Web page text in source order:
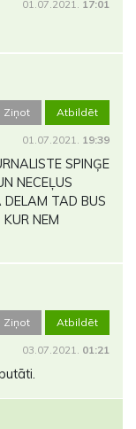
01.07.2021. 17:01
Ziņot Atbildēt
01.07.2021. 19:39
SPINĢE
NECEĻUS
DELAM TAD BUS
NEM
Ziņot Atbildēt
03.07.2021. 01:21